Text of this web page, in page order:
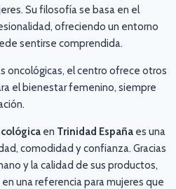
Su filosofía se basa en el
ofreciendo un entorno
sentirse comprendida.
oncológicas, el centro ofrece otros
el bienestar femenino, siempre
en Trinidad España es una
comodidad y confianza. Gracias
y la calidad de sus productos,
una referencia para mujeres que